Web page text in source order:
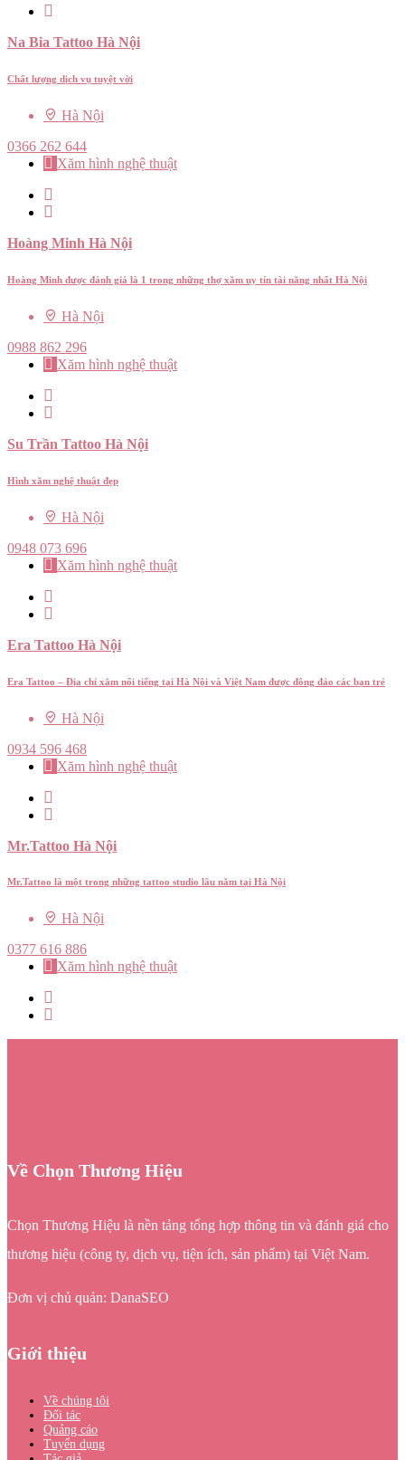
Na Bia Tattoo Hà Nội
Chất lượng dịch vụ tuyệt vời
Hà Nội
0366 262 644
Xăm hình nghệ thuật
Hoàng Minh Hà Nội
Hoàng Minh được đánh giá là 1 trong những thợ xăm uy tín tài năng nhất Hà Nội
Hà Nội
0988 862 296
Xăm hình nghệ thuật
Su Trần Tattoo Hà Nội
Hình xăm nghệ thuật đẹp
Hà Nội
0948 073 696
Xăm hình nghệ thuật
Era Tattoo Hà Nội
Era Tattoo – Địa chỉ xăm nổi tiếng tại Hà Nội và Việt Nam được đông đảo các bạn trẻ
Hà Nội
0934 596 468
Xăm hình nghệ thuật
Mr.Tattoo Hà Nội
Mr.Tattoo là một trong những tattoo studio lâu năm tại Hà Nội
Hà Nội
0377 616 886
Xăm hình nghệ thuật
Về Chọn Thương Hiệu
Chọn Thương Hiệu là nền tảng tổng hợp thông tin và đánh giá cho
thương hiệu (công ty, dịch vụ, tiện ích, sản phẩm) tại Việt Nam.
Đơn vị chủ quản: DanaSEO
Giới thiệu
Về chúng tôi
Đối tác
Quảng cáo
Tuyển dụng